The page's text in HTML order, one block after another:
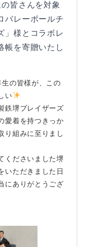
皆さんを対象
バレーボールチ
」様とコラボレ
帳を寄贈いたし
の皆様が、この
い
鉄堺ブレイザーズ
愛着を持つきっか
り組みに至りまし
くださいました堺
いただきました日
にありがとうござ